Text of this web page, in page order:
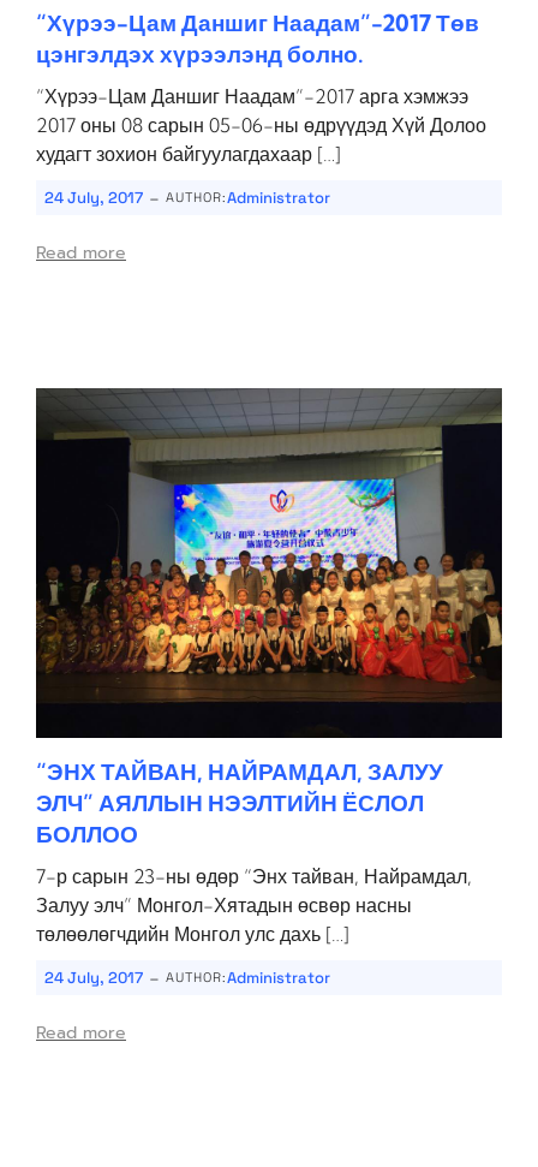
“Хүрээ-Цам Даншиг Наадам”-2017 Төв
цэнгэлдэх хүрээлэнд болно.
“Хүрээ-Цам Даншиг Наадам”-2017 арга хэмжээ
2017 оны 08 сарын 05-06-ны өдрүүдэд Хүй Долоо
худагт зохион байгуулагдахаар […]
24 July, 2017 - AUTHOR:Administrator
Read more
“ЭНХ ТАЙВАН, НАЙРАМДАЛ, ЗАЛУУ
ЭЛЧ” АЯЛЛЫН НЭЭЛТИЙН ЁСЛОЛ
БОЛЛОО
7-р сарын 23-ны өдөр “Энх тайван, Найрамдал,
Залуу элч” Монгол-Хятадын өсвөр насны
төлөөлөгчдийн Монгол улс дахь […]
24 July, 2017 - AUTHOR:Administrator
Read more